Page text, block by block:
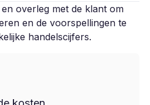
overleg met de klant om
en de voorspellingen te
handelscijfers.